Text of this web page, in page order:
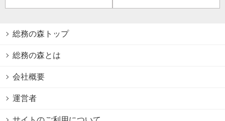
総務の森トップ
総務の森とは
会社概要
運営者